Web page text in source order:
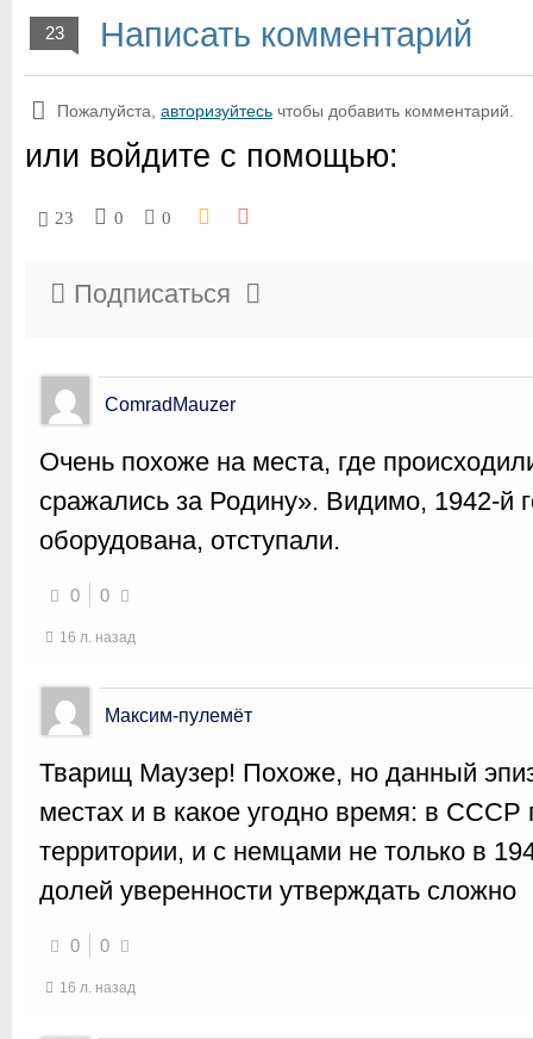
23 Написать комментарий
Пожалуйста, авторизуйтесь чтобы добавить комментарий.
или войдите с помощью:
23 0 0
Подписаться
ComradMauzer
Очень похоже на места, где
сражались за Родину». Видимо, 1942-й
оборудована, отступали.
0 0
16 л. назад
Максим-пулемёт
Тварищ Маузер! Похоже, но данный
местах и в какое угодно время: в СССР
территории, и с немцами не только в
долей уверенности утверждать сложно
0 0
16 л. назад